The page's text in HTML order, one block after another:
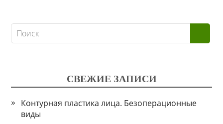
СВЕЖИЕ ЗАПИСИ
Контурная пластика лица. Безоперационные
виды